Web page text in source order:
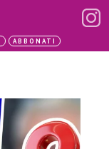
ABBONATI